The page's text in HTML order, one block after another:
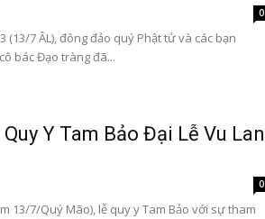
0
(13/7 ÂL), đông đảo quý Phật tử và các bạn
bác Đạo tràng đã...
Y Tam Bảo Đại Lễ Vu Lan
0
13/7/Quý Mão), lễ quy y Tam Bảo với sự tham